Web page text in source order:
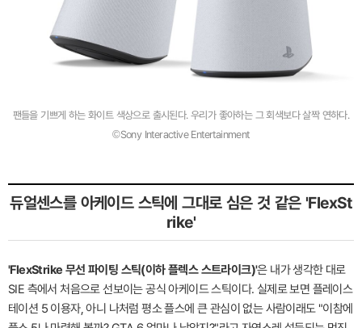
팬들을 기쁘게 하는 화이트 색상으로 출시된다. 우리가 좋아하는 그 회색보다 살짝 연하다.
©Sony Interactive Entertainment
듀얼센스를 아케이드 스틱에 그대로 심은 것 같은 'FlexSt
rike'
'FlexStrike 무선 파이팅 스틱(이하 플렉스 스트라이크)'은 내가 생각한 대로
SIE 측에서 처음으로 선보이는 공식 아케이드 스틱이다. 실제로 보면 플레이스
테이션 5 이용자, 아니 나처럼 평소 플스에 큰 관심이 없는 사람이래도 "이참에